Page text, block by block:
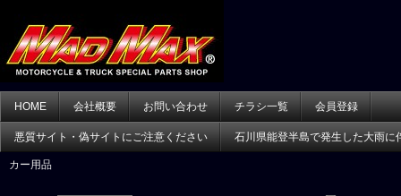
HOME 会社概要 お問い合わせ チラシ一覧 会員登録
悪質サイト・偽サイトにご注意ください 石川県能登半島で発生した大雨に
カー用品